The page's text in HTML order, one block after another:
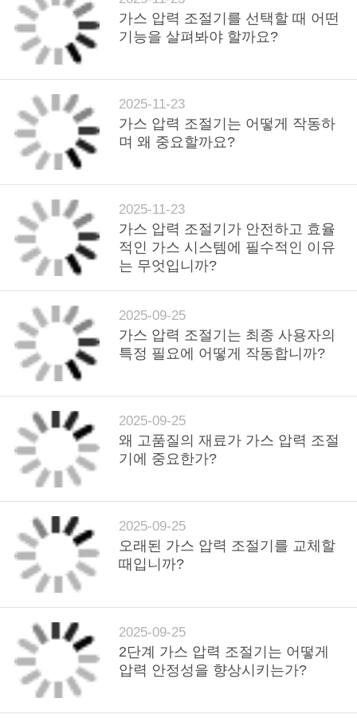
가스 압력 조절기를 선택할 때 어떤
기능을 살펴봐야 할까요?
2025-11-23
가스 압력 조절기는 어떻게 작동하
며 왜 중요할까요?
2025-11-23
가스 압력 조절기가 안전하고 효율
적인 가스 시스템에 필수적인 이유
는 무엇입니까?
2025-09-25
가스 압력 조절기는 최종 사용자의
특정 필요에 어떻게 작동합니까?
2025-09-25
왜 고품질의 재료가 가스 압력 조절
기에 중요한가?
2025-09-25
오래된 가스 압력 조절기를 교체할
때입니까?
2025-09-25
2단계 가스 압력 조절기는 어떻게
압력 안정성을 향상시키는가?